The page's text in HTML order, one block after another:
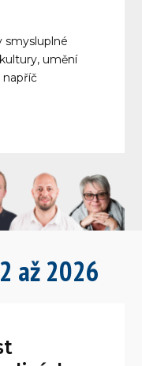
smysluplné
umění
napříč
až 2026